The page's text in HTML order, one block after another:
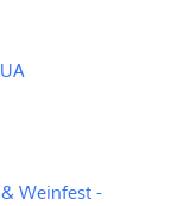
Weinfest -